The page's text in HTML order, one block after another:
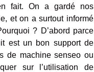
fait. On a gardé nos
et on a surtout informé
? D’abord parce
est un bon support de
de machine senseo ou
sur l’utilisation de